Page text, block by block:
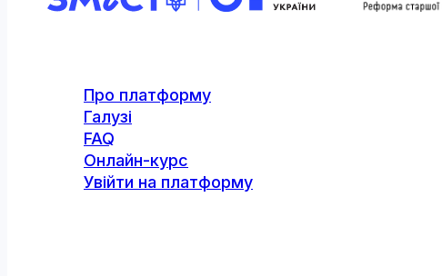
Про платформу
Галузі
FAQ
Онлайн-курс
Увійти на платформу